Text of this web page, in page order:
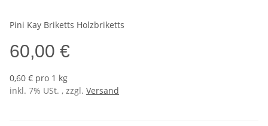
Pini Kay Briketts Holzbriketts
60,00 €
0,60 € pro 1 kg
inkl. 7% USt. , zzgl. Versand